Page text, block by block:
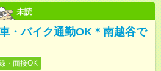
未読
・バイク通勤OK＊南越谷で
・面接OK